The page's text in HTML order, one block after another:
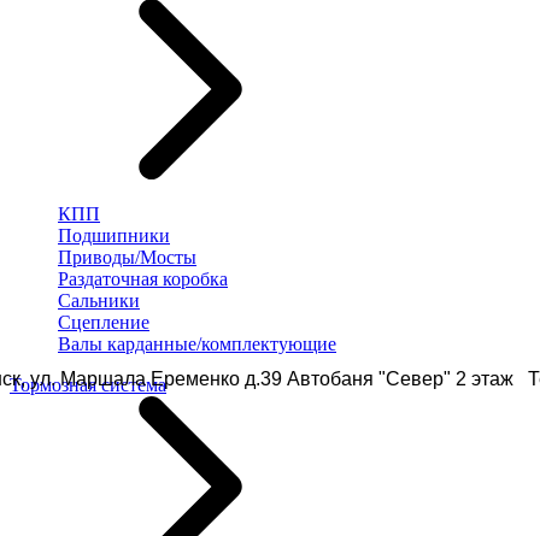
ул. Маршала Еременко д.39 Автобаня "Север" 2 этаж
КПП
Подшипники
Приводы/Мосты
Раздаточная коробка
Сальники
Сцепление
Валы карданные/комплектующие
Тормозная система